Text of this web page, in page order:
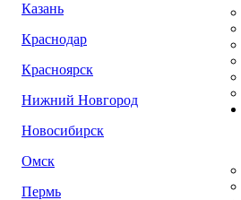
Казань
Краснодар
Красноярск
Нижний Новгород
Новосибирск
Омск
Пермь